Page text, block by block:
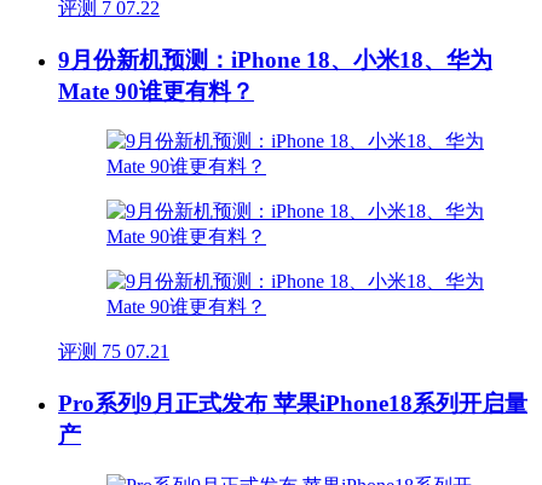
评测 7 07.22
9月份新机预测：iPhone 18、小米18、华为
Mate 90谁更有料？
评测 75 07.21
Pro系列9月正式发布 苹果iPhone18系列开启量
产